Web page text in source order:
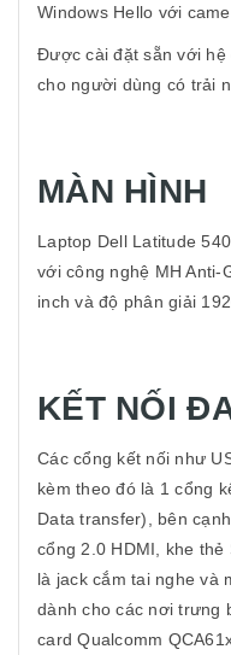
Windows Hello với
Được cài đặt sẵn với hệ
cho người dùng có trải
MÀN HÌNH
Laptop Dell Latitude
với công nghệ MH Anti-
inch và độ phân giải
KẾT NỐI
Các cổng kết nối như
kèm theo đó là 1 cổng
Data transfer), bên
cổng 2.0 HDMI, khe thẻ
là jack cắm tai nghe và
dành cho các nơi trưng
card Qualcomm